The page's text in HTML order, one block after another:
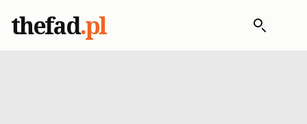
thefad.pl